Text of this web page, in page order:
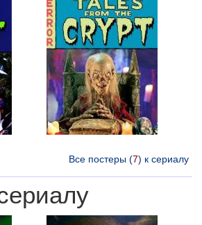
Все постеры (7) к сериалу